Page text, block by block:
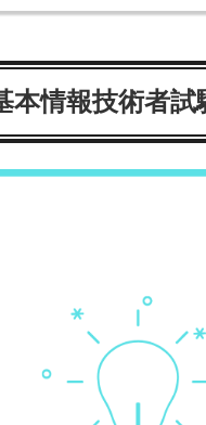
本情報技術者試